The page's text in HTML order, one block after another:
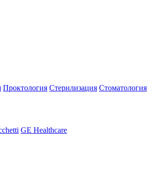
Проктология Стерилизация Стоматология
GE Healthcare